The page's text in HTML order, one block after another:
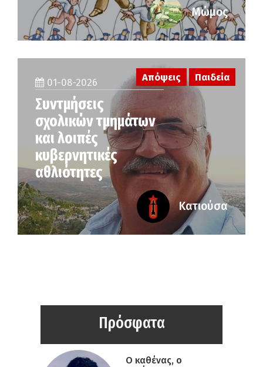
Μώμος
01-08-2026
Συντμήσεις
σχολικών τμημάτων
και λοιπές
κυβερνητικές
αθλιότητες
Απόψεις Παιδεία
Κατιούσα
Πρόσφατα
Ο καθένας, ο